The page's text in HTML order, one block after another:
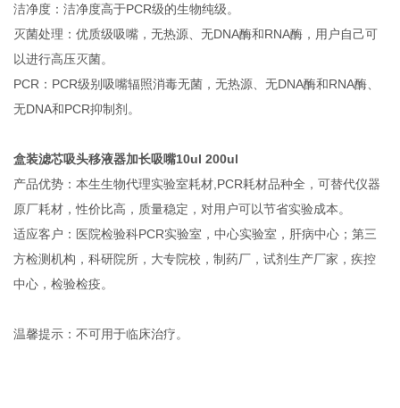
洁净度：洁净度高于PCR级的生物纯级。
灭菌处理：优质级吸嘴，无热源、无DNA酶和RNA酶，用户自己可
以进行高压灭菌。
PCR：PCR级别吸嘴辐照消毒无菌，无热源、无DNA酶和RNA酶、
无DNA和PCR抑制剂。
盒装滤芯吸头移液器加长吸嘴10ul 200ul
产品优势：本生生物代理实验室耗材,PCR耗材品种全，可替代仪器
原厂耗材，性价比高，质量稳定，对用户可以节省实验成本。
适应客户：医院检验科PCR实验室，中心实验室，肝病中心；第三
方检测机构，科研院所，大专院校，制药厂，试剂生产厂家，疾控
中心，检验检疫。
温馨提示：不可用于临床治疗。